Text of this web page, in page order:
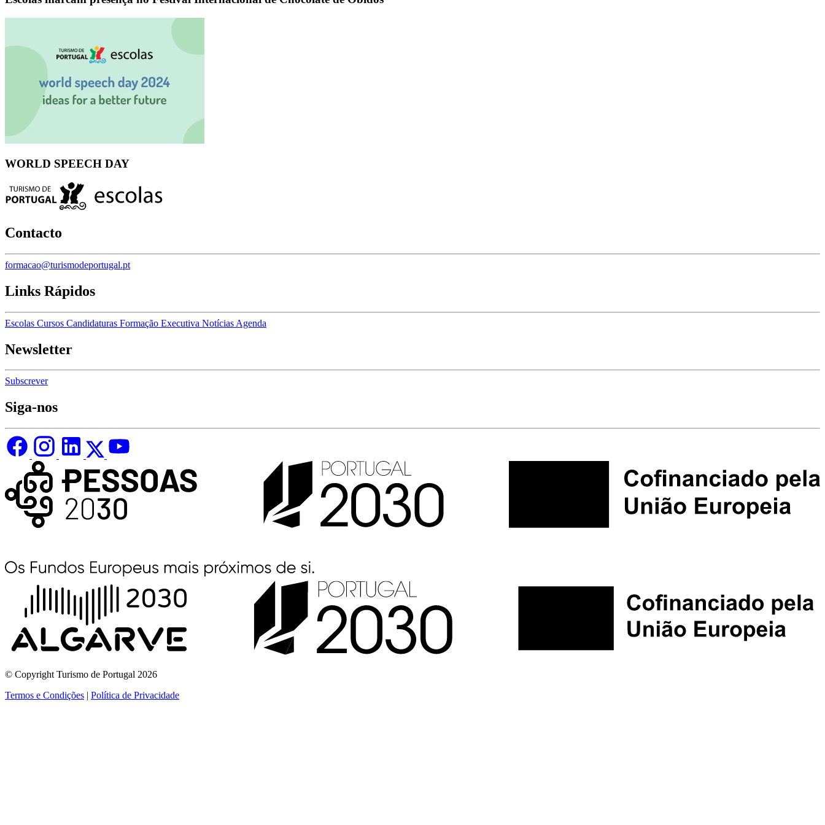
WORLD SPEECH DAY
Contacto
formacao@turismodeportugal.pt
Links Rápidos
Escolas Cursos Candidaturas Formação Executiva Notícias Agenda
Newsletter
Subscrever
Siga-nos
© Copyright Turismo de Portugal 2026
Termos e Condições | Política de Privacidade